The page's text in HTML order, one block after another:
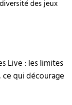
des jeux
Live : les limites
qui décourage